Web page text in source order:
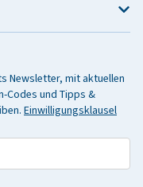
Newsletter, mit aktuellen
Codes und Tipps &
Einwilligungsklausel